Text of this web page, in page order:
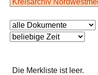
Die Merkliste ist leer.